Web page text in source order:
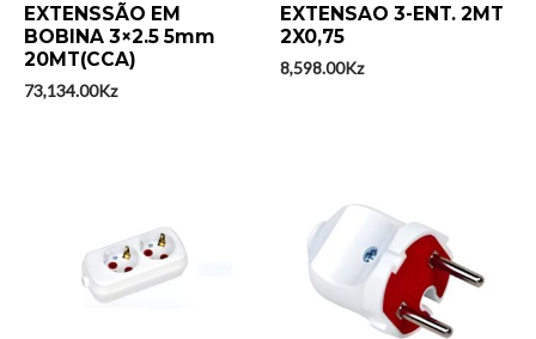
Avaliação
0
de
5
EXTENSSÃO EM
BOBINA 3×2.5 5mm
20MT(CCA)
73,134.00Kz
Avaliação
0
de
EXTENSAO 3-ENT. 2MT
2X0,75
8,598.00Kz